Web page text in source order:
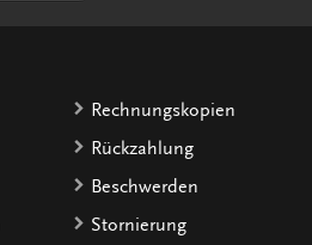
Rechnungskopien
Rückzahlung
Beschwerden
Stornierung